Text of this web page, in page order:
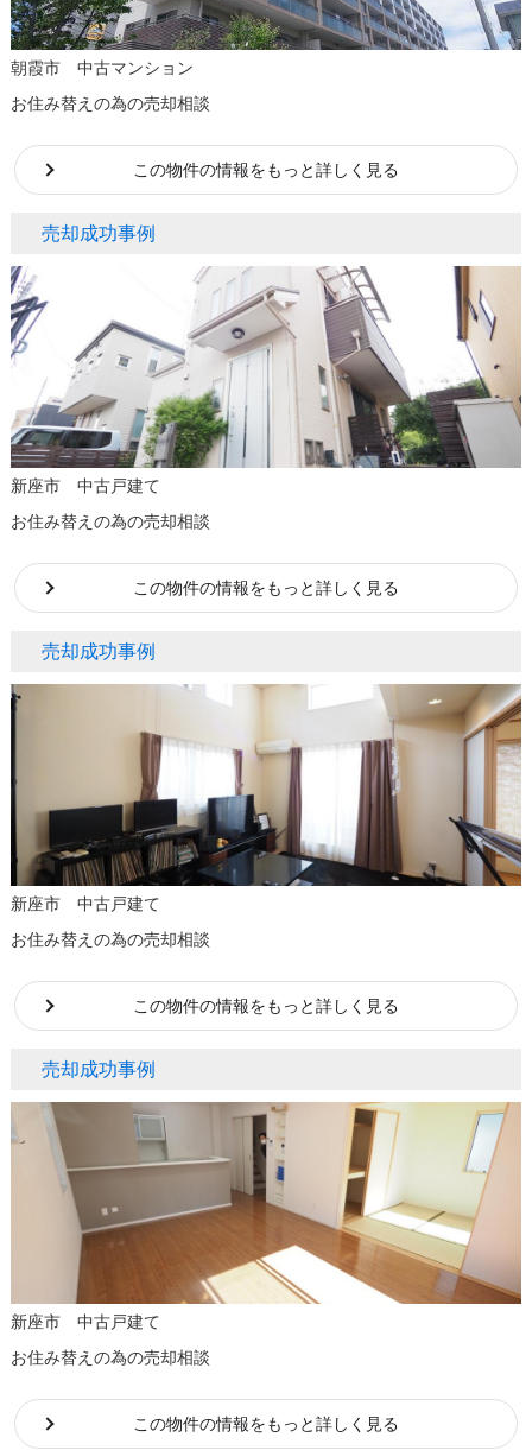
朝霞市 中古マンション
お住み替えの為の売却相談
この物件の情報をもっと詳しく見る
売却成功事例
新座市 中古戸建て
お住み替えの為の売却相談
この物件の情報をもっと詳しく見る
売却成功事例
新座市 中古戸建て
お住み替えの為の売却相談
この物件の情報をもっと詳しく見る
売却成功事例
新座市 中古戸建て
お住み替えの為の売却相談
この物件の情報をもっと詳しく見る